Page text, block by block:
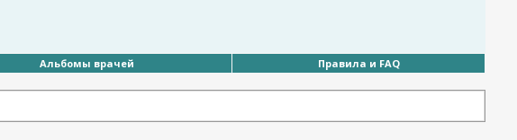
Альбомы врачей Правила и FAQ